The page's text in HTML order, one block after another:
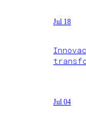
Jul 18
Jul 04